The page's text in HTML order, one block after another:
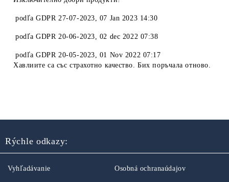
podľaGDPR 27-07-2023, 07 Jan 2023 14:30
podľaGDPR 20-06-2023, 02 dec 2022 07:38
podľaGDPR 20-05-2023, 01 Nov 2022 07:17
Хавлиите са със страхотно качество. Бих поръчала отново.
Rýchle odkazy:
Vyhľadávanie Osobná ochranaúdajov